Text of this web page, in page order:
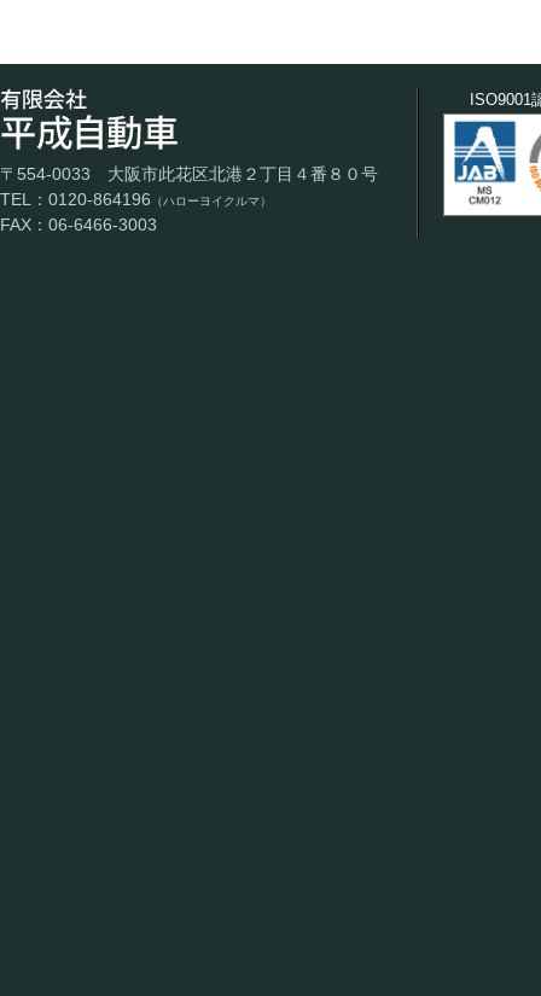
〒554-0033 大阪市此花区北港２丁目４番８０号
TEL：0120-864196 （ハローヨイクルマ）
FAX：06-6466-3003
ISO9001